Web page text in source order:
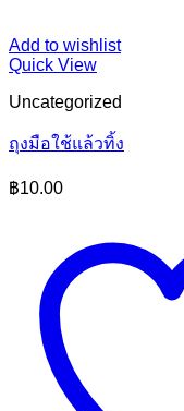
Add to wishlist
Quick View
Uncategorized
ถุงมือใช้แล้วทิ้ง
฿10.00